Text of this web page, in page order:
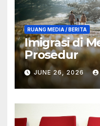
RUANG MEDIA / BERITA
Imigrasi di
Prosedur
JUNE 26, 2026